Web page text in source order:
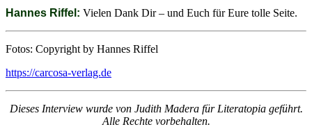
Hannes Riffel: Vielen Dank Dir – und Euch für Eure tolle Seite.
Fotos: Copyright by Hannes Riffel
https://carcosa-verlag.de
Dieses Interview wurde von Judith Madera für Literatopia geführt.
Alle Rechte vorbehalten.